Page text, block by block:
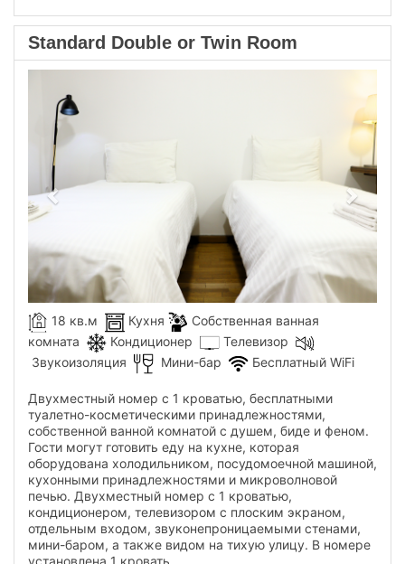
Standard Double or Twin Room
Previous Next
18 кв.м Кухня
Собственная ванная
комната
Кондиционер
Телевизор
Звукоизоляция
Мини-бар Бесплатный WiFi
Двухместный номер с 1 кроватью, бесплатными
туалетно-косметическими принадлежностями,
собственной ванной комнатой с душем, биде и феном.
Гости могут готовить еду на кухне, которая
оборудована холодильником, посудомоечной машиной,
кухонными принадлежностями и микроволновой
печью. Двухместный номер с 1 кроватью,
кондиционером, телевизором с плоским экраном,
отдельным входом, звуконепроницаемыми стенами,
мини-баром, а также видом на тихую улицу. В номере
установлена ​​1 кровать.